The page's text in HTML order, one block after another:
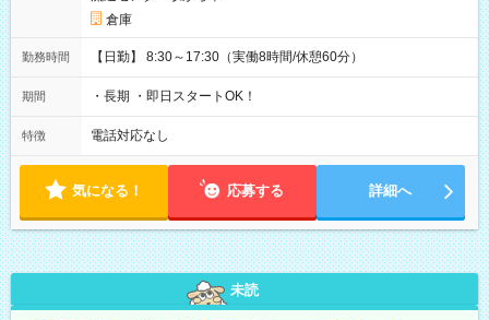
倉庫
勤務時間 【日勤】 8:30～17:30（実働8時間/休憩60分）
期間 ・長期 ・即日スタートOK！
特徴 電話対応なし
気になる！ 応募する 詳細へ
未読